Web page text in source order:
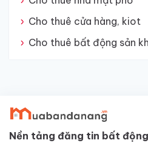
Cho thuê cửa hàng, kiot
Cho thuê bất động sản
Nền tảng đăng tin bất